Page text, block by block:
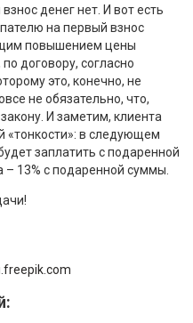
денег нет. И вот есть
на первый взнос
повышением цены
договору, согласно
это, конечно, не
не обязательно, что,
И заметим, клиента
«тонкости»: в следующем
заплатить с подаренной
13% с подаренной суммы.